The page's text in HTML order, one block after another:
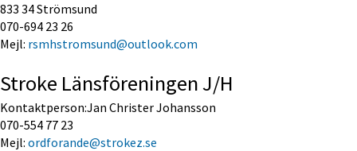
833 34 Strömsund
070-694 23 26
Mejl: rsmhstromsund@outlook.com
Stroke Länsföreningen J/H
Kontaktperson:Jan Christer Johansson
070-554 77 23
Mejl: ordforande@strokez.se